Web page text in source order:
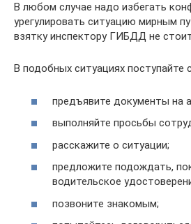
В любом случае надо избегать
урегулировать ситуацию мирным
взятку инспектору ГИБДД не
В подобных ситуациях
предъявите документы на
выполняйте просьбы
расскажите о ситуации;
предложите подождать,
водительское
позвоните знакомым;